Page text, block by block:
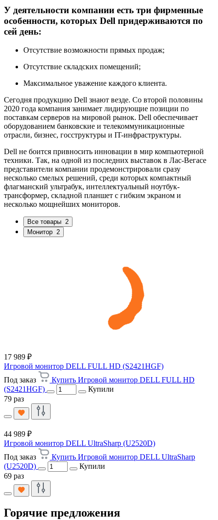
У деятельности компании есть три фирменные
особенности, которых Dell придерживаются по
сей день:
Отсутствие возможности прямых продаж;
Отсутствие складских помещений;
Максимальное уважение каждого клиента.
Сегодня продукцию Dell знают везде. Со второй половины
2020 года компания занимает лидирующие позиции по
поставкам серверов на мировой рынок. Dell обеспечивает
оборудованием банковские и телекоммуникационные
отрасли, бизнес, госструктуры и IT-инфраструктуры.
Dell не боится привносить инновации в мир компьютерной
техники. Так, на одной из последних выставок в Лас-Вегасе
представители компании продемонстрировали сразу
несколько смелых решений, среди которых компактный
флагманский ультрабук, интеллектуальный ноутбук-
трансформер, складной планшет с гибким экраном и
несколько мощнейших мониторов.
Все товары 2
Монитор 2
17 989 ₽
Игровой монитор DELL FULL HD (S2421HGF)
Под заказ
Купить Игровой монитор DELL FULL HD
(S2421HGF)
Купили
79 раз
44 989 ₽
Игровой монитор DELL UltraSharp (U2520D)
Под заказ
Купить Игровой монитор DELL UltraSharp
(U2520D)
Купили
69 раз
Горячие предложения